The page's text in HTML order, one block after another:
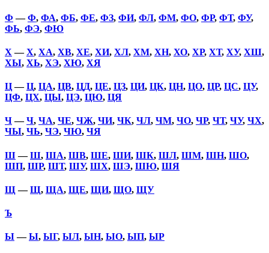
Ф —Ф, ФА, ФБ, ФЕ, ФЗ, ФИ, ФЛ, ФМ, ФО, ФР, ФТ, ФУ,
ФЬ, ФЭ, ФЮ
Х —Х, ХА, ХВ, ХЕ, ХИ, ХЛ, ХМ, ХН, ХО, ХР, ХТ, ХУ, ХШ,
ХЫ, ХЬ, ХЭ, ХЮ, ХЯ
Ц—Ц, ЦА, ЦВ, ЦД, ЦЕ, ЦЗ, ЦИ, ЦК, ЦН, ЦО, ЦР, ЦС, ЦУ,
ЦФ, ЦХ, ЦЫ, ЦЭ, ЦЮ, ЦЯ
Ч—Ч, ЧА, ЧЕ, ЧЖ, ЧИ, ЧК, ЧЛ, ЧМ, ЧО, ЧР, ЧТ, ЧУ, ЧХ,
ЧЫ, ЧЬ, ЧЭ, ЧЮ, ЧЯ
Ш—Ш, ША, ШВ, ШЕ, ШИ, ШК, ШЛ, ШМ, ШН, ШО,
ШП, ШР, ШТ, ШУ, ШХ, ШЭ, ШЮ, ШЯ
Щ —Щ, ЩА, ЩЕ, ЩИ, ЩО, ЩУ
Ъ
Ы—Ы, ЫГ, ЫЛ, ЫН, ЫО, ЫП, ЫР